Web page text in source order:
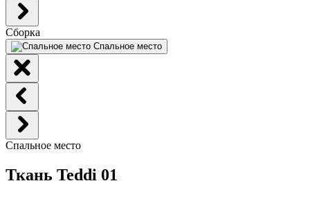
Сборка
Спальное место
Спальное место
Ткань Teddi 01